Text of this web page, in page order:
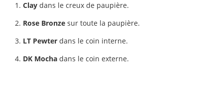
1. Clay dans le creux de paupière.
2. Rose Bronze sur toute la paupière.
3. LT Pewter dans le coin interne.
4. DK Mocha dans le coin externe.